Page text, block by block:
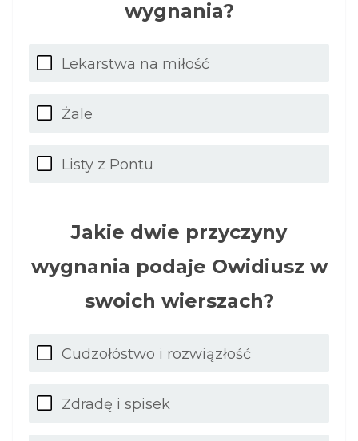
wygnania?
Lekarstwa na miłość
Żale
Listy z Pontu
Jakie dwie przyczyny
wygnania podaje Owidiusz w
swoich wierszach?
Cudzołóstwo i rozwiązłość
Zdradę i spisek